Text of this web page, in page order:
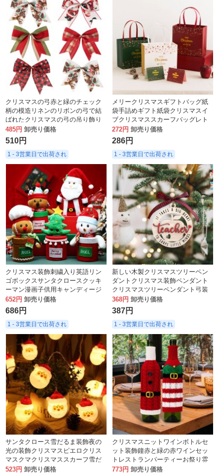
クリスマスの弓赤と緑のチェック
柄の模造リネンのリボンの弓で結
ばれたクリスマスの弓の吊り飾り
485円 卸売り価格
510円
1 - 3営業日で出荷され
メリークリスマスギフトバッグ紙
袋手詰めギフト紙袋クリスマスイ
ブクリスマススカーフバッグレト
ロギフトボックス
272円 卸売り価格
286円
1 - 3営業日で出荷され
クリスマス装飾刺繍入り英語リン
ゴボックスサンタクロースクッキ
ーマン漫画子供用キャンディージ
ャーギフトボックス
652円 卸売り価格
686円
1 - 3営業日で出荷され
新しい木製クリスマスツリーペン
ダントクリスマス装飾ペンダント
クリスマスツリーペンダント弓装
飾中空吊り下げ
368円 卸売り価格
387円
1 - 3営業日で出荷され
サンタクロース雪だるま装飾夜の
光の装飾クリスマスピエロクリス
マスクマクリスマススカーフ雪だ
るま
523円 卸売り価格
クリスマスニットワインボトルセ
ット装飾鐘赤と緑の赤ワインセッ
トレストランパーティーお祭り雰
囲気の装飾
773円 卸売り価格